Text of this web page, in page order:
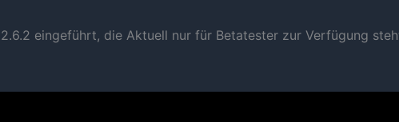
eingeführt, die Aktuell nur für Betatester zur Verfügung